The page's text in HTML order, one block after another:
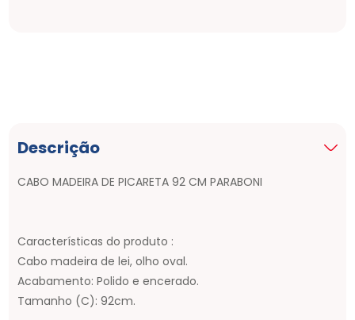
Descrição
CABO MADEIRA DE PICARETA 92 CM PARABONI
Características do produto :
Cabo madeira de lei, olho oval.
Acabamento: Polido e encerado.
Tamanho (C): 92cm.